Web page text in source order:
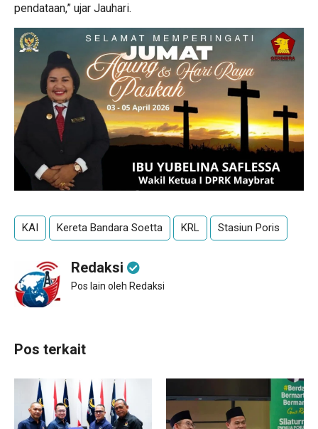
pendataan,” ujar Jauhari.
KAI Kereta Bandara Soetta KRL Stasiun Poris
Redaksi
Pos lain oleh Redaksi
Pos terkait